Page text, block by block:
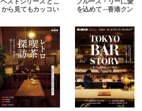
から見てもカッコい
カー
を込めて ─香港クン
─